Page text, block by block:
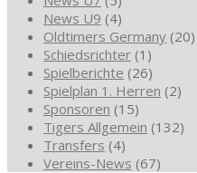
News U9 (4)
Oldtimers Germany (20)
Schiedsrichter (1)
Spielberichte (26)
Spielplan 1. Herren (2)
Sponsoren (15)
Tigers Allgemein (132)
Transfers (4)
Vereins-News (67)